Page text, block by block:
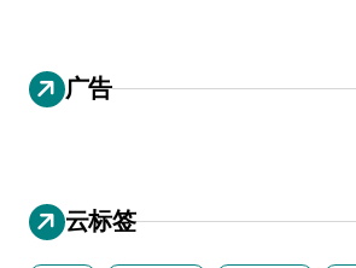
广告
云标签